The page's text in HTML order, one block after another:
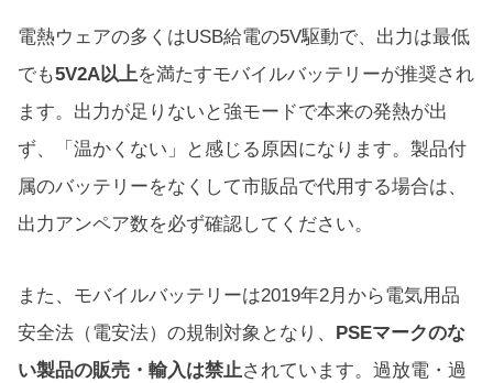
電熱ウェアの多くはUSB給電の5V駆動で、出力は最低
でも5V2A以上を満たすモバイルバッテリーが推奨され
ます。出力が足りないと強モードで本来の発熱が出
ず、「温かくない」と感じる原因になります。製品付
属のバッテリーをなくして市販品で代用する場合は、
出力アンペア数を必ず確認してください。
また、モバイルバッテリーは2019年2月から電気用品
安全法（電安法）の規制対象となり、 PSEマークのな
い製品の販売・輸入は禁止されています。過放電・過